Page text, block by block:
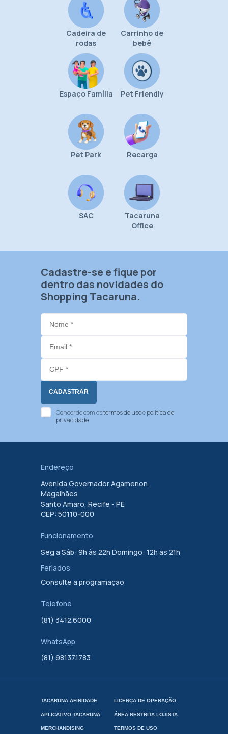
Cadeira de
rodas
Carrinho de
bebê
Espaço Família Pet Friendly
Pet Park Recarga
SAC
Tacaruna
Office
Cadastre-se e fique por
dentro das novidades do
Shopping Tacaruna.
Concordo com ostermos de usoepolítica de
privacidade.
Endereço
Avenida Governador Agamenon
Magalhães
Santo Amaro, Recife - PE
CEP: 50110-000
Funcionamento
Seg a Sáb: 9h às 22h Domingo: 12h às 21h
Feriados
Consulte a programação
Telefone
(81) 3412.6000
WhatsApp
(81) 98137.1783
TACARUNA AFINIDADE
APLICATIVO TACARUNA
MERCHANDISING
LICENÇA DE OPERAÇÃO
ÁREA RESTRITA LOJISTA
TERMOS DE USO